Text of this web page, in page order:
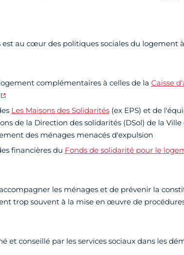
au cœur des politiques sociales du logement
complémentaires à celles de la Caisse
Les Maisons des Solidarités(ex EPS) et de
de la Direction des solidarités (DSol) de la Ville
des ménages menacés d'expulsion
financières du Fonds de solidarité pour le
les ménages et de prévenir la
trop souvent à la mise en œuvre de
et conseillé par les services sociaux dans les